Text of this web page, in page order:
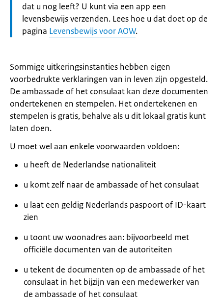
dat u nog leeft? U kunt via een app een
levensbewijs verzenden. Lees hoe u dat doet op de
pagina Levensbewijs voor AOW.
Sommige uitkeringsinstanties hebben eigen
voorbedrukte verklaringen van in leven zijn opgesteld.
De ambassade of het consulaat kan deze documenten
ondertekenen en stempelen. Het ondertekenen en
stempelen is gratis, behalve als u dit lokaal gratis kunt
laten doen.
U moet wel aan enkele voorwaarden voldoen:
u heeft de Nederlandse nationaliteit
u komt zelf naar de ambassade of het consulaat
u laat een geldig Nederlands paspoort of ID-kaart
zien
u toont uw woonadres aan: bijvoorbeeld met
officiële documenten van de autoriteiten
u tekent de documenten op de ambassade of het
consulaat in het bijzijn van een medewerker van
de ambassade of het consulaat